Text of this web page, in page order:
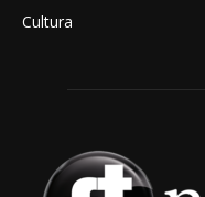
Cultura